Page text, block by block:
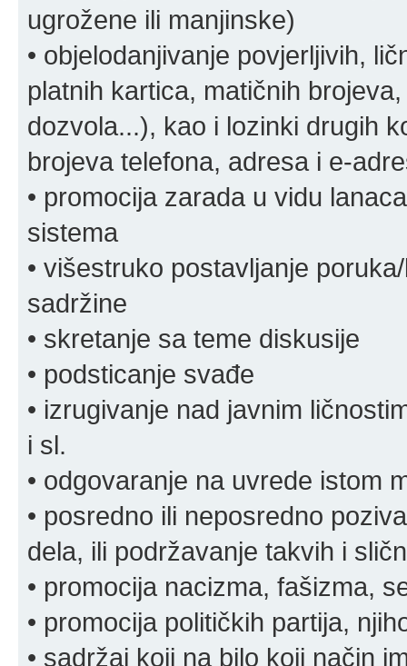
ugrožene ili manjinske)
• objelodanjivanje povjerljivih,
platnih kartica, matičnih
dozvola...), kao i lozinki drugih
brojeva telefona, adresa i e-
• promocija zarada u vidu
sistema
• višestruko postavljanje
sadržine
• skretanje sa teme diskusije
• podsticanje svađe
• izrugivanje nad javnim
i sl.
• odgovaranje na uvrede istom
• posredno ili neposredno
dela, ili podržavanje takvih i
• promocija nacizma, fašizma,
• promocija političkih partija,
• sadržaj koji na bilo koji način